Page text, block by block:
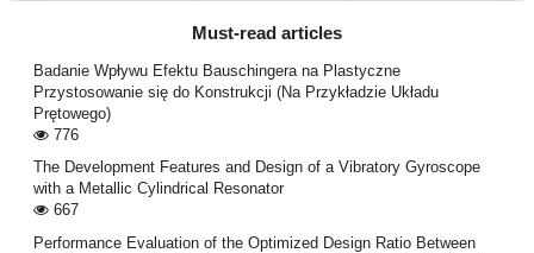
Must-read articles
Badanie Wpływu Efektu Bauschingera na Plastyczne
Przystosowanie się do Konstrukcji (Na Przykładzie Układu
Prętowego)
776
The Development Features and Design of a Vibratory Gyroscope
with a Metallic Cylindrical Resonator
667
Performance Evaluation of the Optimized Design Ratio Between